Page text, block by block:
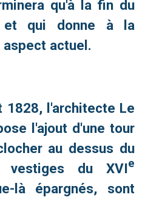
qu'à la fin du
qui donne à la
actuel.
1828, l'architecte Le
l'ajout d'une tour
au dessus du
vestiges du XVIe
là épargnés, sont